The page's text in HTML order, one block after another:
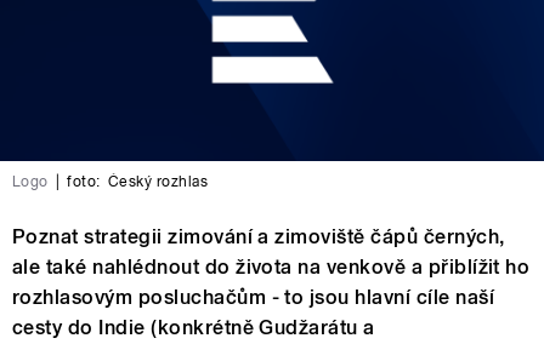
Logo foto: Český rozhlas
Poznat strategii zimování a zimoviště čápů černých,
ale také nahlédnout do života na venkově a přiblížit ho
rozhlasovým posluchačům - to jsou hlavní cíle naší
cesty do Indie (konkrétně Gudžarátu a